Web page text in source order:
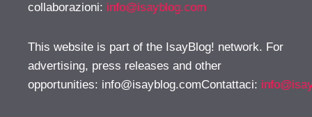
collaborazioni: info@isayblog.com
This website is part of the IsayBlog! network. For
advertising, press releases and other
opportunities: info@isayblog.comContattaci: